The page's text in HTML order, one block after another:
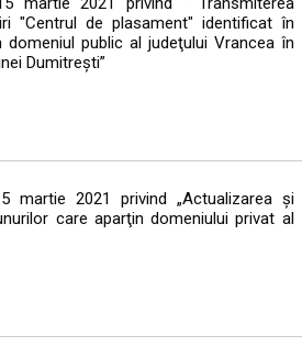
"Centrul de plasament" identificat în
domeniul public al judeţului Vrancea în
Dumitrești”
martie 2021 privind „Actualizarea și
care aparţin domeniului privat al